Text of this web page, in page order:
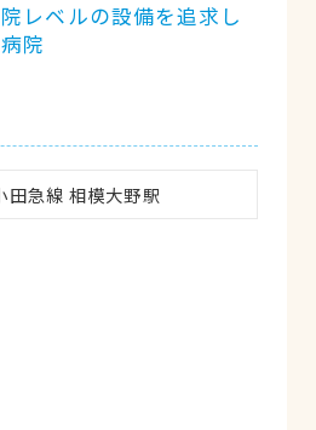
レベルの設備を追求し
院
田急線 相模大野駅